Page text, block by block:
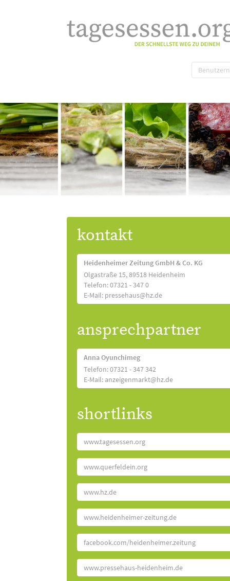
kontakt
Heidenheimer Zeitung GmbH & Co. KG
Olgastraße 15, 89518 Heidenheim
Telefon: 07321 - 347 0
E-Mail: pressehaus@hz.de
ansprechpartner
Anna Oyunchimeg
Telefon: 07321 - 347 342
E-Mail: anzeigenmarkt@hz.de
shortlinks
www.tagesessen.org
www.querfeldein.org
www.hz.de
www.heidenheimer-zeitung.de
facebook.com/heidenheimer.zeitung
www.pressehaus-heidenheim.de